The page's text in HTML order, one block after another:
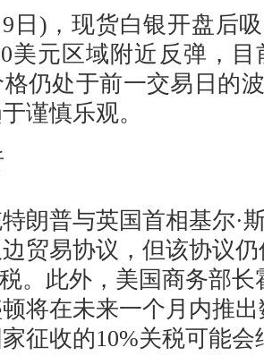
)，现货白银开盘后吸
美元区域附近反弹，目
仍处于前一交易日的
谨慎乐观。
普与英国首相基尔·
贸易协议，但该协议
。此外，美国商务部长
将在未来一个月内推
征收的10%关税可能会